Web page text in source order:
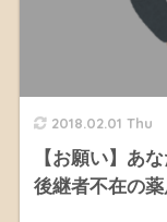
2018.02.01 Thu
【お願い】あ
後継者不在の